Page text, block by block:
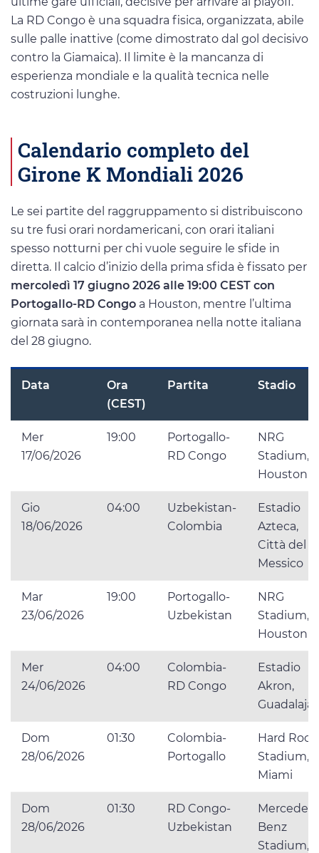
La RD Congo è una squadra fisica, organizzata, abile
sulle palle inattive (come dimostrato dal gol decisivo
contro la Giamaica). Il limite è la mancanza di
esperienza mondiale e la qualità tecnica nelle
costruzioni lunghe.
Calendario completo del
Girone K Mondiali 2026
Le sei partite del raggruppamento si distribuiscono
su tre fusi orari nordamericani, con orari italiani
spesso notturni per chi vuole seguire le sfide in
diretta. Il calcio d’inizio della prima sfida è fissato per
mercoledì 17 giugno 2026 alle 19:00 CEST con
Portogallo-RD Congo a Houston, mentre l’ultima
giornata sarà in contemporanea nella notte italiana
del 28 giugno.
Data
Ora
(CEST)
Partita Stadio
Mer
17/06/2026
19:00
Portogallo-
RD Congo
NRG
Stadium,
Houston
Gio
18/06/2026
04:00
Uzbekistan-
Colombia
Estadio
Azteca,
Città del
Messico
Mar
23/06/2026
19:00
Portogallo-
Uzbekistan
NRG
Stadium,
Houston
Mer
24/06/2026
04:00
Colombia-
RD Congo
Estadio
Akron,
Dom
28/06/2026
01:30
Colombia-
Portogallo
Hard Rock
Stadium,
Miami
Dom
28/06/2026
01:30
RD Congo-
Uzbekistan
Mercedes-
Benz
Stadium,